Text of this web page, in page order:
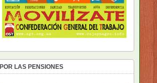
POR LAS PENSIONES